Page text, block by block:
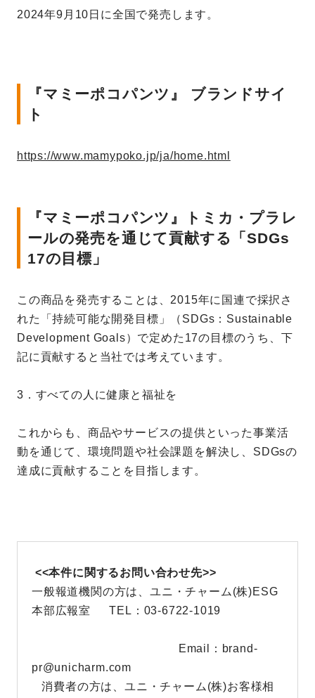
2024年9月10日に全国で発売します。
『マミーポコパンツ』 ブランドサイ
ト
https://www.mamypoko.jp/ja/home.html
『マミーポコパンツ』トミカ・プラレ
ールの発売を通じて貢献する「SDGs
17の目標」
この商品を発売することは、2015年に国連で採択さ
れた「持続可能な開発目標」（SDGs：Sustainable
Development Goals）で定めた17の目標のうち、下
記に貢献すると当社では考えています。
3．すべての人に健康と福祉を
これからも、商品やサービスの提供といった事業活
動を通じて、環境問題や社会課題を解決し、SDGsの
達成に貢献することを目指します。
<<本件に関するお問い合わせ先>>
一般報道機関の方は、ユニ・チャーム(株)ESG
本部広報室 TEL：03-6722-1019
Email：brand-
pr@unicharm.com
消費者の方は、ユニ・チャーム(株)お客様相